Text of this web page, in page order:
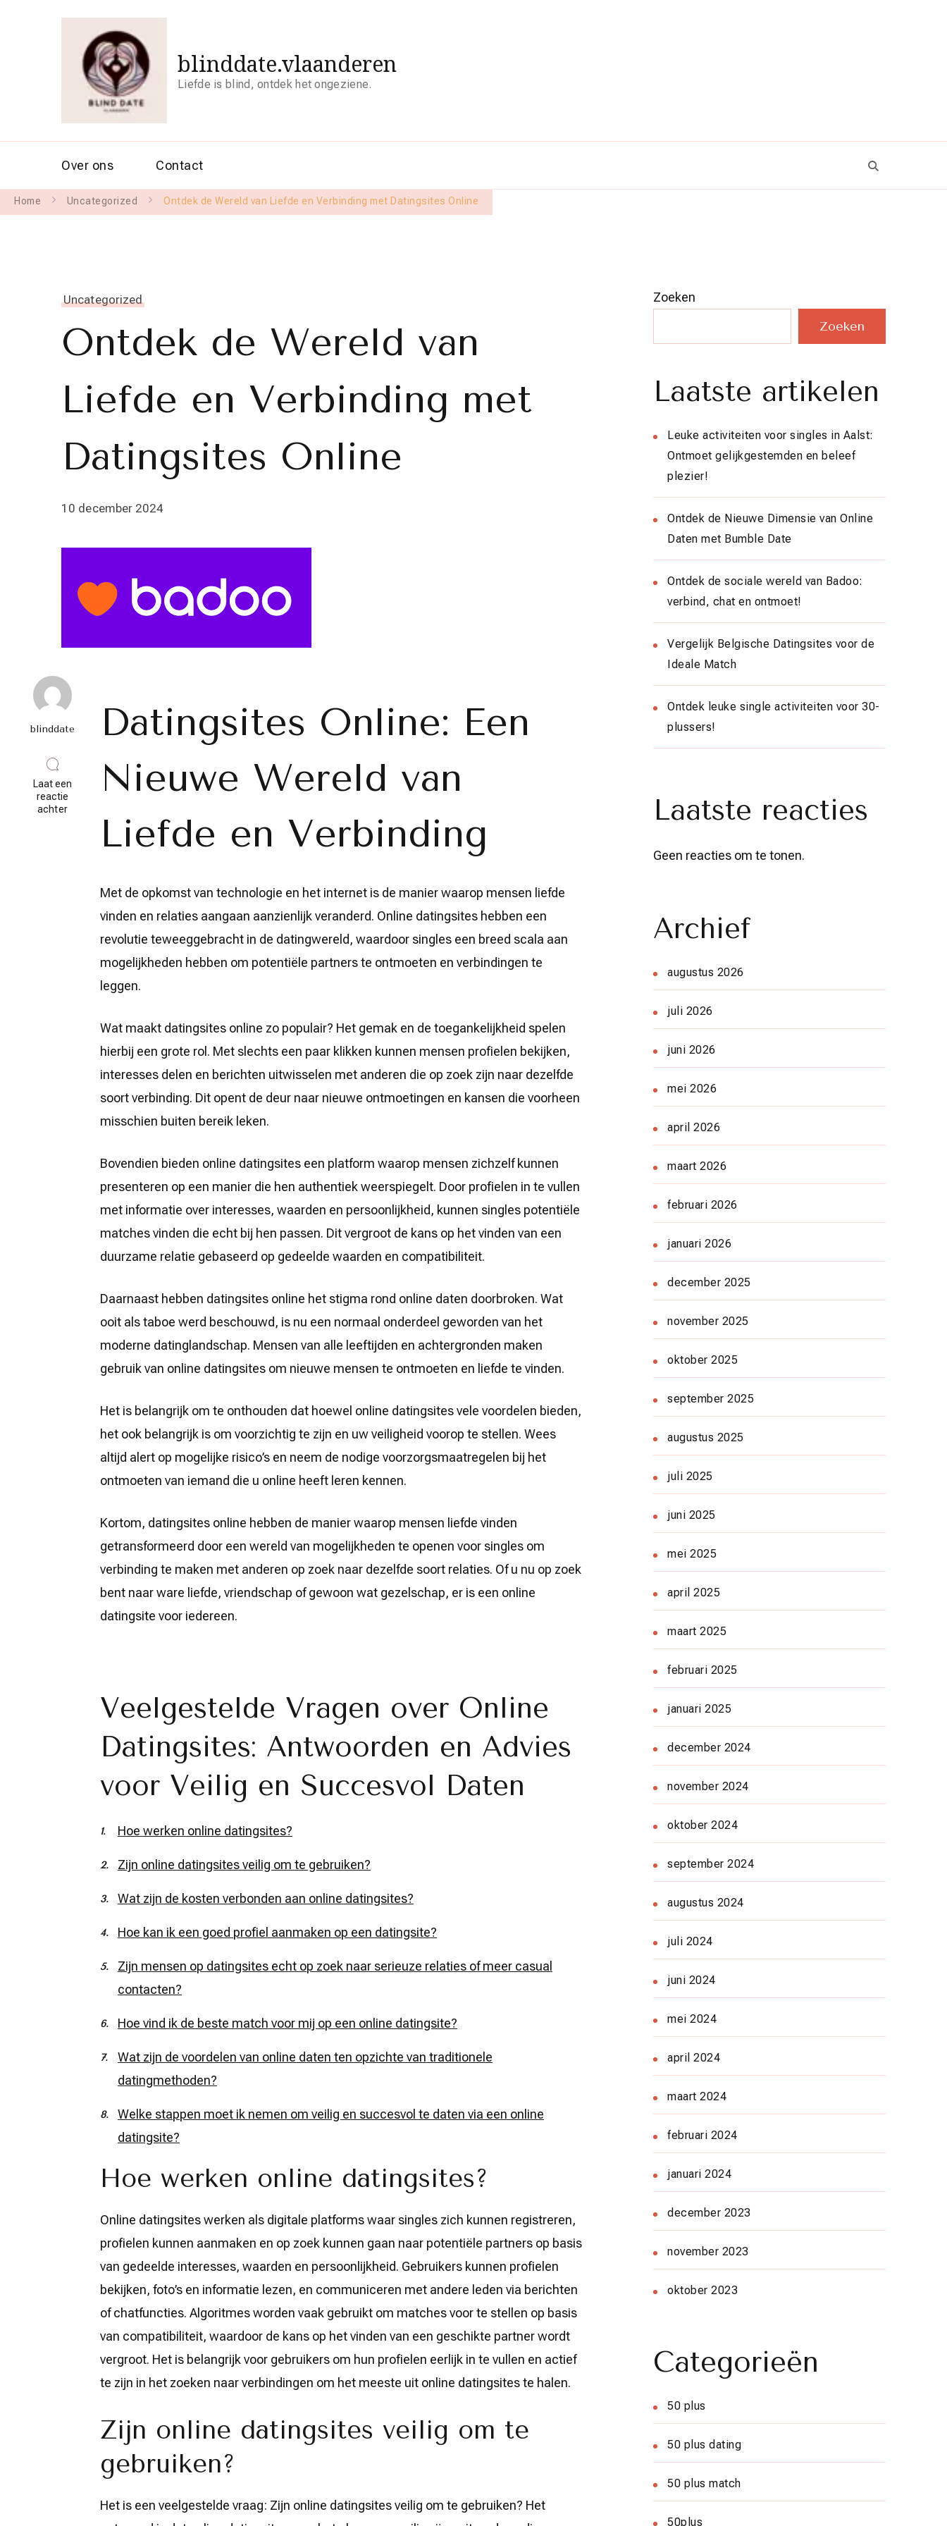
blinddate.vlaanderen
Liefde is blind, ontdek het ongeziene.
Over ons Contact
Home Uncategorized Ontdek de Wereld van Liefde en Verbinding met Datingsites Online
Uncategorized
Ontdek de Wereld van
Liefde en Verbinding met
Datingsites Online
10 december 2024
blinddate
Laat een
reactie
achterop
Verbinding
Datingsites
Datingsites Online: Een
Nieuwe Wereld van
Liefde en Verbinding
Met de opkomst van technologie en het internet is de manier waarop mensen liefde
vinden en relaties aangaan aanzienlijk veranderd. Online datingsites hebben een
revolutie teweeggebracht in de datingwereld, waardoor singles een breed scala aan
mogelijkheden hebben om potentiële partners te ontmoeten en verbindingen te
leggen.
Wat maakt datingsites online zo populair? Het gemak en de toegankelijkheid spelen
hierbij een grote rol. Met slechts een paar klikken kunnen mensen profielen bekijken,
interesses delen en berichten uitwisselen met anderen die op zoek zijn naar dezelfde
soort verbinding. Dit opent de deur naar nieuwe ontmoetingen en kansen die voorheen
misschien buiten bereik leken.
Bovendien bieden online datingsites een platform waarop mensen zichzelf kunnen
presenteren op een manier die hen authentiek weerspiegelt. Door profielen in te vullen
met informatie over interesses, waarden en persoonlijkheid, kunnen singles potentiële
matches vinden die echt bij hen passen. Dit vergroot de kans op het vinden van een
duurzame relatie gebaseerd op gedeelde waarden en compatibiliteit.
Daarnaast hebben datingsites online het stigma rond online daten doorbroken. Wat
ooit als taboe werd beschouwd, is nu een normaal onderdeel geworden van het
moderne datinglandschap. Mensen van alle leeftijden en achtergronden maken
gebruik van online datingsites om nieuwe mensen te ontmoeten en liefde te vinden.
Het is belangrijk om te onthouden dat hoewel online datingsites vele voordelen bieden,
het ook belangrijk is om voorzichtig te zijn en uw veiligheid voorop te stellen. Wees
altijd alert op mogelijke risico’s en neem de nodige voorzorgsmaatregelen bij het
ontmoeten van iemand die u online heeft leren kennen.
Kortom, datingsites online hebben de manier waarop mensen liefde vinden
getransformeerd door een wereld van mogelijkheden te openen voor singles om
verbinding te maken met anderen op zoek naar dezelfde soort relaties. Of u nu op zoek
bent naar ware liefde, vriendschap of gewoon wat gezelschap, er is een online
datingsite voor iedereen.
Veelgestelde Vragen over Online
Datingsites: Antwoorden en Advies
voor Veilig en Succesvol Daten
Hoe werken online datingsites?
Zijn online datingsites veilig om te gebruiken?
Wat zijn de kosten verbonden aan online datingsites?
Hoe kan ik een goed profiel aanmaken op een datingsite?
Zijn mensen op datingsites echt op zoek naar serieuze relaties of meer casual
contacten?
Hoe vind ik de beste match voor mij op een online datingsite?
Wat zijn de voordelen van online daten ten opzichte van traditionele
datingmethoden?
Welke stappen moet ik nemen om veilig en succesvol te daten via een online
datingsite?
Hoe werken online datingsites?
Online datingsites werken als digitale platforms waar singles zich kunnen registreren,
profielen kunnen aanmaken en op zoek kunnen gaan naar potentiële partners op basis
van gedeelde interesses, waarden en persoonlijkheid. Gebruikers kunnen profielen
bekijken, foto’s en informatie lezen, en communiceren met andere leden via berichten
of chatfuncties. Algoritmes worden vaak gebruikt om matches voor te stellen op basis
van compatibiliteit, waardoor de kans op het vinden van een geschikte partner wordt
vergroot. Het is belangrijk voor gebruikers om hun profielen eerlijk in te vullen en actief
te zijn in het zoeken naar verbindingen om het meeste uit online datingsites te halen.
Zijn online datingsites veilig om te
gebruiken?
Het is een veelgestelde vraag: Zijn online datingsites veilig om te gebruiken? Het
Zoeken
Zoeken
Laatste artikelen
Leuke activiteiten voor singles in Aalst:
Ontmoet gelijkgestemden en beleef
plezier!
Ontdek de Nieuwe Dimensie van Online
Daten met Bumble Date
Ontdek de sociale wereld van Badoo:
verbind, chat en ontmoet!
Vergelijk Belgische Datingsites voor de
Ideale Match
Ontdek leuke single activiteiten voor 30-
plussers!
Laatste reacties
Geen reacties om te tonen.
Archief
augustus 2026
juli 2026
juni 2026
mei 2026
april 2026
maart 2026
februari 2026
januari 2026
december 2025
november 2025
oktober 2025
september 2025
augustus 2025
juli 2025
juni 2025
mei 2025
april 2025
maart 2025
februari 2025
januari 2025
december 2024
november 2024
oktober 2024
september 2024
augustus 2024
juli 2024
juni 2024
mei 2024
april 2024
maart 2024
februari 2024
januari 2024
december 2023
november 2023
oktober 2023
Categorieën
50 plus
50 plus dating
50 plus match
50plus